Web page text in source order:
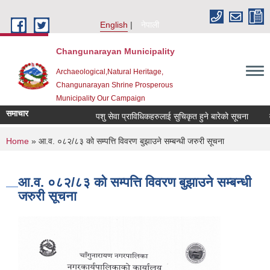
English
नेपाली
Changunarayan Municipality
Archaeological,Natural Heritage,
Changunarayan Shrine Prosperous
Municipality Our Campaign
समाचार पशु सेवा प्राविधिकहरुलाई सुचिकृत हुने बारेको सूचना
You are here
Home » आ.व. ०८२/८३ को सम्पत्ति विवरण बुझाउने सम्बन्धी जरुरी सूचना
आ.व. ०८२/८३ को सम्पत्ति विवरण बुझाउने सम्बन्धी
जरुरी सूचना